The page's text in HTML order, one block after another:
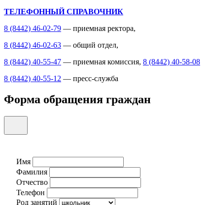
ТЕЛЕФОННЫЙ СПРАВОЧНИК
8 (8442) 46-02-79 — приемная ректора,
8 (8442) 46-02-63 — общий отдел,
8 (8442) 40-55-47 — приемная комиссия, 8 (8442) 40-58-08
8 (8442) 40-55-12 — пресс-служба
Форма обращения граждан
Имя
Фамилия
Отчество
Телефон
Род занятий